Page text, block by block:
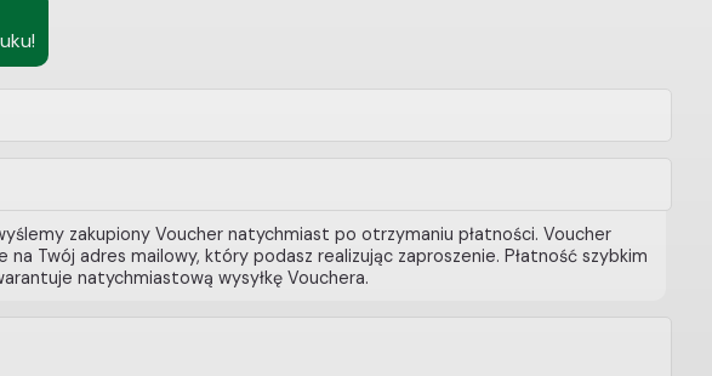
zakupiony Voucher natychmiast po otrzymaniu płatności. Voucher
na Twój adres mailowy, który podasz realizując zaproszenie. Płatność szybkim
natychmiastową wysyłkę Vouchera.